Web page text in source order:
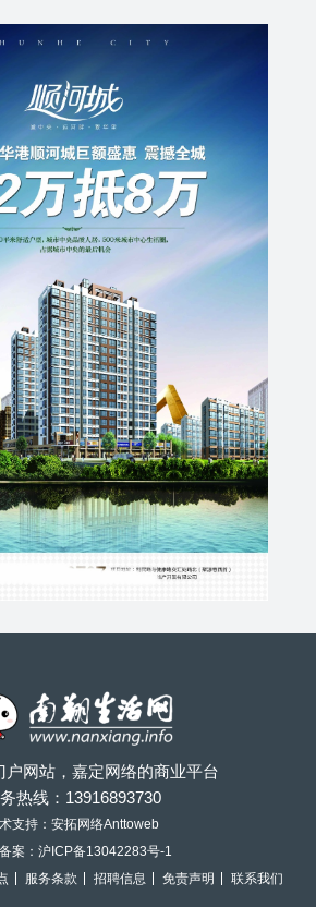
户网站，嘉定网络的商业平台
热线： 13916893730
支持：安拓网络Anttoweb
案： 沪ICP备13042283号-1
服务条款 招聘信息 免责声明 联系我们